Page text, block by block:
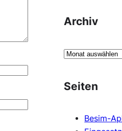
Archiv
A
h
Seiten
Besim-